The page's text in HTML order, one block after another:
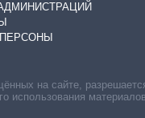
на сайте,
использования